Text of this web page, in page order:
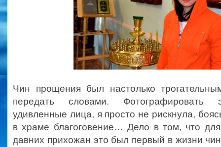
Чин прощения был настолько
передать словами. Фотографировать
удивленные лица, я просто не рискнула,
в храме благоговение… Дело в том, что
давних прихожан это был первый в жизни